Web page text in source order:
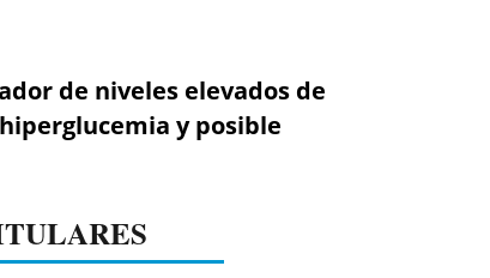
de niveles elevados de
y posible